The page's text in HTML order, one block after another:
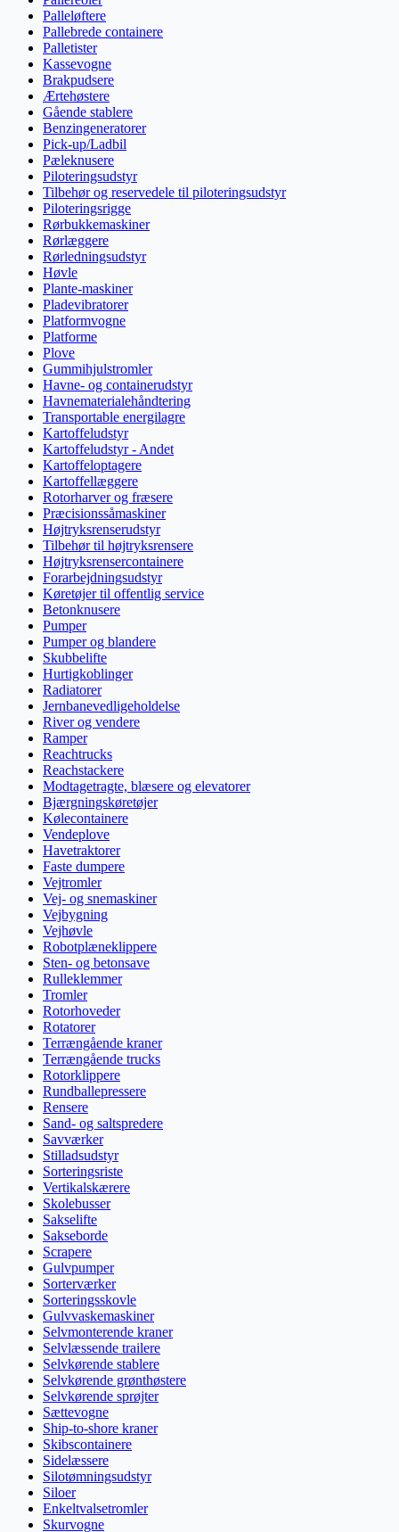
Palleløftere
Pallebrede containere
Palletister
Kassevogne
Brakpudsere
Ærtehøstere
Gående stablere
Benzingeneratorer
Pick-up/Ladbil
Pæleknusere
Piloteringsudstyr
Tilbehør og reservedele til piloteringsudstyr
Piloteringsrigge
Rørbukkemaskiner
Rørlæggere
Rørledningsudstyr
Høvle
Plante-maskiner
Pladevibratorer
Platformvogne
Platforme
Plove
Gummihjulstromler
Havne- og containerudstyr
Havnematerialehåndtering
Transportable energilagre
Kartoffeludstyr
Kartoffeludstyr - Andet
Kartoffeloptagere
Kartoffellæggere
Rotorharver og fræsere
Præcisionssåmaskiner
Højtryksrenserudstyr
Tilbehør til højtryksrensere
Højtryksrensercontainere
Forarbejdningsudstyr
Køretøjer til offentlig service
Betonknusere
Pumper
Pumper og blandere
Skubbelifte
Hurtigkoblinger
Radiatorer
Jernbanevedligeholdelse
River og vendere
Ramper
Reachtrucks
Reachstackere
Modtagetragte, blæsere og elevatorer
Bjærgningskøretøjer
Kølecontainere
Vendeplove
Havetraktorer
Faste dumpere
Vejtromler
Vej- og snemaskiner
Vejbygning
Vejhøvle
Robotplæneklippere
Sten- og betonsave
Rulleklemmer
Tromler
Rotorhoveder
Rotatorer
Terrængående kraner
Terrængående trucks
Rotorklippere
Rundballepressere
Rensere
Sand- og saltspredere
Savværker
Stilladsudstyr
Sorteringsriste
Vertikalskærere
Skolebusser
Sakselifte
Sakseborde
Scrapere
Gulvpumper
Sorterværker
Sorteringsskovle
Gulvvaskemaskiner
Selvmonterende kraner
Selvlæssende trailere
Selvkørende stablere
Selvkørende grønthøstere
Selvkørende sprøjter
Sættevogne
Ship-to-shore kraner
Skibscontainere
Sidelæssere
Silotømningsudstyr
Siloer
Enkeltvalsetromler
Skurvogne